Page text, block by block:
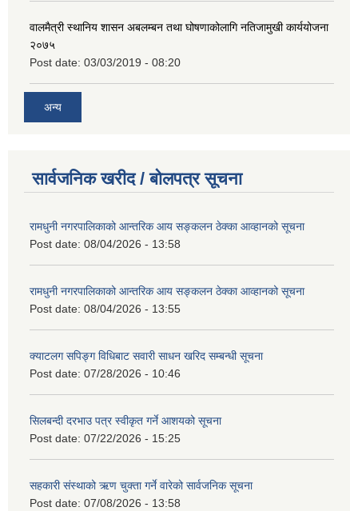
वालमैत्री स्थानिय शासन अबलम्बन तथा घोषणाकोलागि नतिजामुखी कार्ययोजना
२०७५
Post date: 03/03/2019 - 08:20
अन्य
सार्वजनिक खरीद / बोलपत्र सूचना
रामधुनी नगरपालिकाको आन्तरिक आय सङ्कलन ठेक्का आव्हानको सूचना
Post date: 08/04/2026 - 13:58
रामधुनी नगरपालिकाको आन्तरिक आय सङ्कलन ठेक्का आव्हानको सूचना
Post date: 08/04/2026 - 13:55
क्याटलग सपिङ्ग विधिबाट सवारी साधन खरिद सम्बन्धी सूचना
Post date: 07/28/2026 - 10:46
सिलबन्दी दरभाउ पत्र स्वीकृत गर्ने आशयको सूचना
Post date: 07/22/2026 - 15:25
सहकारी संस्थाको ऋण चुक्ता गर्ने वारेको सार्वजनिक सूचना
Post date: 07/08/2026 - 13:58